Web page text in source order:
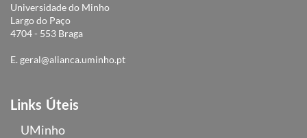
Universidade do Minho
Largo do Paço
4704 - 553 Braga
E. geral@alianca.uminho.pt
Links Úteis
UMinho